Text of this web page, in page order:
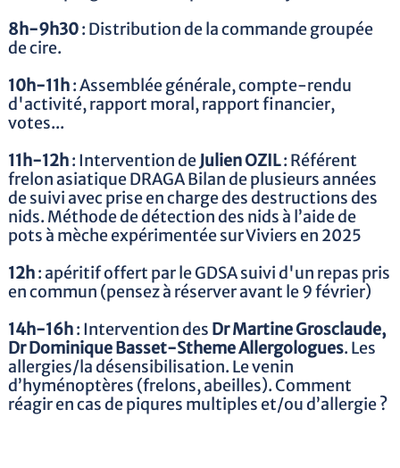
8h-9h30: Distribution de la commande groupée
de cire.
10h-11h: Assemblée générale, compte-rendu
d'activité, rapport moral, rapport financier,
votes...
11h-12h: Intervention deJulien OZIL: Référent
frelon asiatique DRAGA Bilan de plusieurs années
de suivi avec prise en charge des destructions des
nids. Méthode de détection des nids à l’aide de
pots à mèche expérimentée sur Viviers en 2025
12h: apéritif offert par le GDSA suivi d'un repas pris
en commun (pensez à réserver avant le 9 février)
14h-16h: Intervention des Dr Martine Grosclaude,
Dr Dominique Basset-Stheme Allergologues. Les
allergies/la désensibilisation. Le venin
d’hyménoptères (frelons, abeilles). Comment
réagir en cas de piqures multiples et/ou d’allergie ?